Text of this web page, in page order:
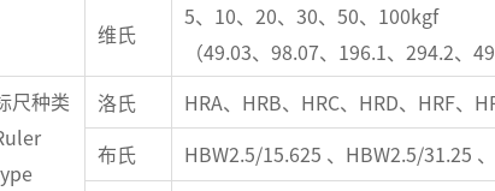
维氏
5、10、20、30、50、100kgf
（49.03、98.07、196.1、294.2、
尺种类
洛氏
HRA、HRB、HRC、HRD、HRF、
布氏
HBW2.5/15.625 、HBW2.5/31.25